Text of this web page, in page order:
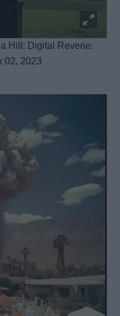
Hill: Digital Reverie:
02, 2023